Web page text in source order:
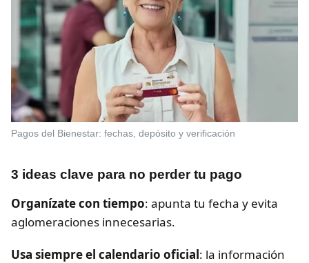
Pagos del Bienestar: fechas, depósito y verificación
3 ideas clave para no perder tu pago
Organízate con tiempo: apunta tu fecha y evita
aglomeraciones innecesarias.
Usa siempre el calendario oficial: la información